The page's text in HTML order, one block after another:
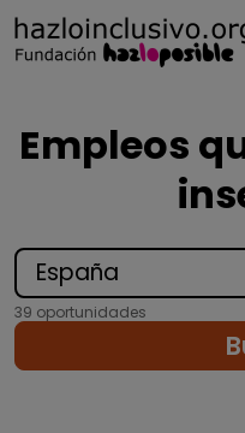
Empleos
39 oportunidades